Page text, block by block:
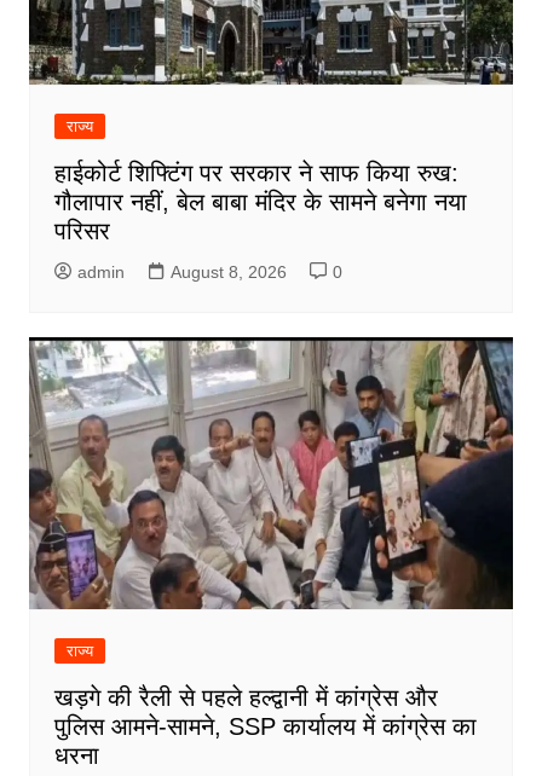
राज्य
हाईकोर्ट शिफ्टिंग पर सरकार ने साफ किया रुख:
गौलापार नहीं, बेल बाबा मंदिर के सामने बनेगा नया
परिसर
admin August 8, 2026 0
राज्य
खड़गे की रैली से पहले हल्द्वानी में कांग्रेस और
पुलिस आमने-सामने, SSP कार्यालय में कांग्रेस का
धरना